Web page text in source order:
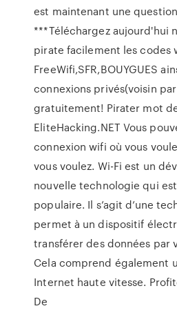
est maintenant une
***Téléchargez aujourd'hui
pirate facilement les codes
FreeWifi,SFR,BOUYGUES
connexions privés(voisin
gratuitement! Pirater mot
EliteHacking.NET Vous
connexion wifi où vous
vous voulez. Wi-Fi est un
nouvelle technologie qui
populaire. Il s’agit d’une
permet à un dispositif
transférer des données par
Cela comprend également
Internet haute vitesse.
De